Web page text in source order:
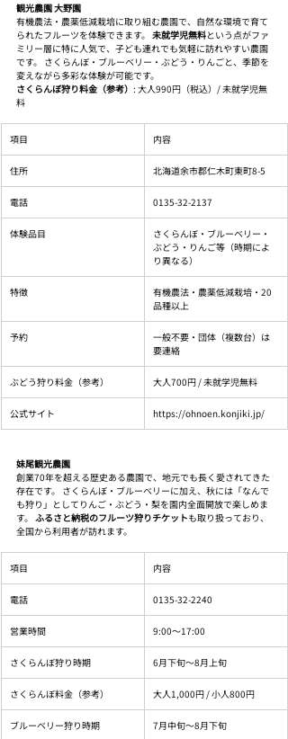
観光農園 大野園
有機農法・農薬低減栽培に取り組む農園で、自然な環境で育て
られたフルーツを体験できます。 未就学児無料という点がファ
ミリー層に特に人気で、子ども連れでも気軽に訪れやすい農園
です。 さくらんぼ・ブルーベリー・ぶどう・りんごと、季節を
変えながら多彩な体験が可能です。
さくらんぼ狩り料金（参考） : 大人990円（税込）/ 未就学児無
料
項目 内容
住所 北海道余市郡仁木町東町8-5
電話 0135-32-2137
体験品目
さくらんぼ・ブルーベリー・
ぶどう・りんご等（時期によ
り異なる）
特徴
有機農法・農薬低減栽培・20
品種以上
予約
一般不要・団体（複数台）は
要連絡
ぶどう狩り料金（参考） 大人700円 / 未就学児無料
公式サイト https://ohnoen.konjiki.jp/
妹尾観光農園
創業70年を超える歴史ある農園で、地元でも長く愛されてきた
存在です。 さくらんぼ・ブルーベリーに加え、秋には「なんで
も狩り」としてりんご・ぶどう・梨を園内全面開放で楽しめま
す。 ふるさと納税のフルーツ狩りチケットも取り扱っており、
全国から利用者が訪れます。
項目 内容
電話 0135-32-2240
営業時間 9:00〜17:00
さくらんぼ狩り時期 6月下旬〜8月上旬
さくらんぼ料金（参考） 大人1,000円 / 小人800円
ブルーベリー狩り時期 7月中旬〜8月下旬